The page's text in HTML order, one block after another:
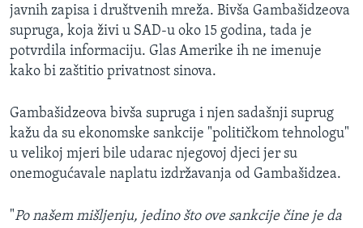
javnih zapisa i društvenih mreža. Bivša Gambašidzeova
supruga, koja živi u SAD-u oko 15 godina, tada je
potvrdila informaciju. Glas Amerike ih ne imenuje
kako bi zaštitio privatnost sinova.
Gambašidzeova bivša supruga i njen sadašnji suprug
kažu da su ekonomske sankcije "političkom tehnologu"
u velikoj mjeri bile udarac njegovoj djeci jer su
onemogućavale naplatu izdržavanja od Gambašidzea.
"Po našem mišljenju, jedino što ove sankcije čine je da